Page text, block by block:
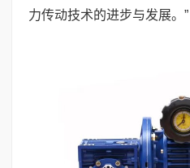
力传动技术的进步与发展。”